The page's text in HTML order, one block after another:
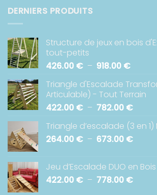
DERNIERS PRODUITS
Structure de jeux en bois
tout-petits
426.00 € – 918.00 €Plage
prix :
426.00
à
918.00 €
Triangle d'Escalade
Articulable) - Tout Terrain
422.00 € – 782.00 €Plage
prix :
Triangle d’escalade (3 en
264.00 € – 673.00 €Plage
à
Jeu d’Escalade DUO en Bois
422.00 € – 778.00 €Plage